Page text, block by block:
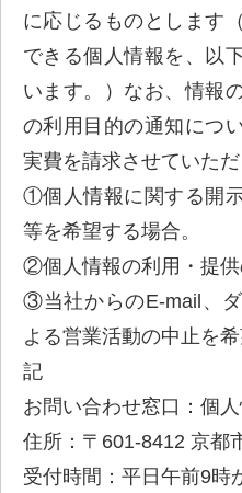
に応じるものとします
できる個人情報を、以
います。）なお、情報
の利用目的の通知につ
実費を請求させていただ
①個人情報に関する開
等を希望する場合。
②個人情報の利用・提供
③当社からのE-mail、
よる営業活動の中止を希
記
お問い合わせ窓口：個
住所：〒601-8412 京都
受付時間：平日午前9時